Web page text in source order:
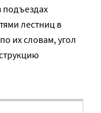
подъездах
лестниц в
их словам, угол